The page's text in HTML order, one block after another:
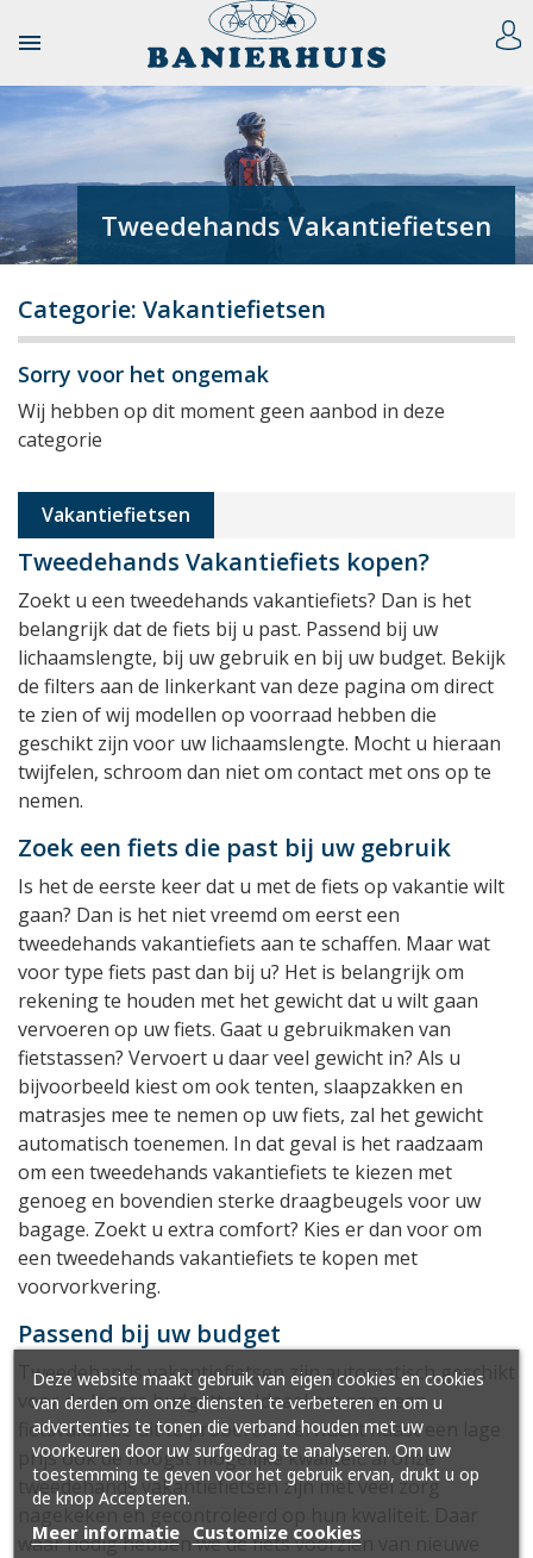

Tweedehands Vakantiefietsen
Categorie: Vakantiefietsen
Sorry voor het ongemak
Wij hebben op dit moment geen aanbod in deze
categorie
Vakantiefietsen
Tweedehands Vakantiefiets kopen?
Zoekt u een tweedehands vakantiefiets? Dan is het
belangrijk dat de fiets bij u past. Passend bij uw
lichaamslengte, bij uw gebruik en bij uw budget. Bekijk
de filters aan de linkerkant van deze pagina om direct
te zien of wij modellen op voorraad hebben die
geschikt zijn voor uw lichaamslengte. Mocht u hieraan
twijfelen, schroom dan niet om contact met ons op te
nemen.
Zoek een fiets die past bij uw gebruik
Is het de eerste keer dat u met de fiets op vakantie wilt
gaan? Dan is het niet vreemd om eerst een
tweedehands vakantiefiets aan te schaffen. Maar wat
voor type fiets past dan bij u? Het is belangrijk om
rekening te houden met het gewicht dat u wilt gaan
vervoeren op uw fiets. Gaat u gebruikmaken van
fietstassen? Vervoert u daar veel gewicht in? Als u
bijvoorbeeld kiest om ook tenten, slaapzakken en
matrasjes mee te nemen op uw fiets, zal het gewicht
automatisch toenemen. In dat geval is het raadzaam
om een tweedehands vakantiefiets te kiezen met
genoeg en bovendien sterke draagbeugels voor uw
bagage. Zoekt u extra comfort? Kies er dan voor om
een tweedehands vakantiefiets te kopen met
voorvorkvering.
Passend bij uw budget
Tweedehands vakantiefietsen zijn automatisch geschikt
voor de lagere budgetten. Ideaal om eens een
fietsvakantie uit te proberen. Verwacht naast een lage
prijs ook de hoogst mogelijke kwaliteit: al onze
tweedehands vakantiefietsen zijn met veel zorg
nagekeken en gecontroleerd op hun kwaliteit. Daar
waar nodig hebben we de fiets voorzien van nieuwe
Deze website maakt gebruik van eigen cookies en cookies
van derden om onze diensten te verbeteren en om u
advertenties te tonen die verband houden met uw
voorkeuren door uw surfgedrag te analyseren. Om uw
toestemming te geven voor het gebruik ervan, drukt u op
de knop Accepteren.
Meer informatie Customize cookies